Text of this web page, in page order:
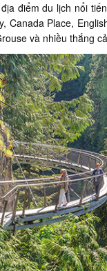
điểm du lịch nổi
Canada Place,
và nhiều thắng